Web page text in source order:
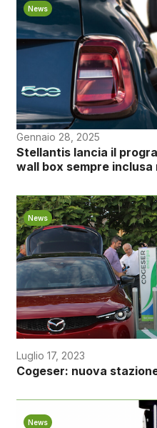
News
Gennaio 28, 2025
Stellantis lancia il
wall box sempre inclusa
News
Luglio 17, 2023
Cogeser: nuova
News